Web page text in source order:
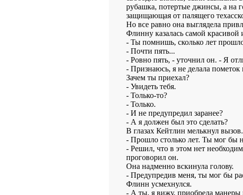
рубашка, потертые джинсы, а на
защищающая от палящего
Но все равно она выглядела
Флинну казалась самой красивой
- Ты помнишь, сколько лет
- Почти пять...
- Ровно пять, - уточнил он. - Я
- Признаюсь, я не делала пометок
Зачем ты приехал?
- Увидеть тебя.
- Только-то?
- Только.
- И не предупредил заранее?
- А я должен был это сделать?
В глазах Кейтлин мелькнул вызов.
- Прошло столько лет. Ты мог бы
- Решил, что в этом нет
проговорил он.
Она надменно вскинула голову.
- Предупредив меня, ты мог бы
Флинн усмехнулся.
- А ты, я вижу, приобрела манеры